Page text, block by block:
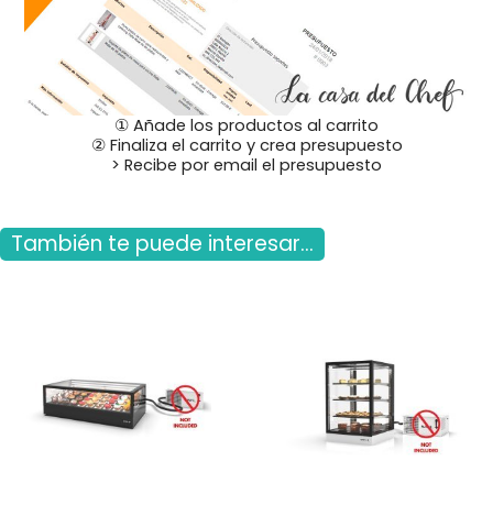
① Añade los productos al carrito
② Finaliza el carrito y crea presupuesto
> Recibe por email el presupuesto
También te puede interesar...